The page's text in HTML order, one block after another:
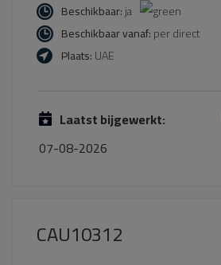
Beschikbaar:ja
Beschikbaar vanaf:per direct
Plaats:UAE
Laatst bijgewerkt:
07-08-2026
CAU10312